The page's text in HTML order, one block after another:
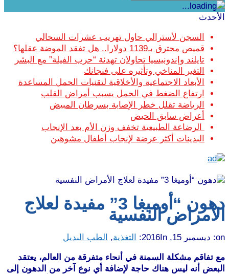
الأحدث
السجن لأسترالي حاول تهريب عشرات السحالي
قميص محترق بـ1139 دولارا.. هل تفقد الموضة عقلها؟
تايلند وإندونيسيا تحاولان تهدئة “حرب الفيلة” مع البشر
التغير المناخي وتأثيره على فنجانك
الأبعاد الاجتماعية والأخلاقية لتقنيات الحمل المساعدة
ارتفاع الضغط في الحمل يسبب أمراض القلب
الرياضة تقلل خطر الإصابة بسرطان المبيض
أعراض سابق الحيض
الرضاعة الطبيعية تخفف وزن الأم بعد الإنجاب
البدينات أكثر عرضة لإنجاب أطفال مشوهين
دهون “أوميغا 3” مفيدة لعلاج
الأمراض النفسية
on: ديسمبر 15, 2016 In: التغذية, الطب البديل
مع تفاقم مشكلة السمنة في أنحاء متفرقة من العالم، يعتقد
البعض أنه ليس هناك حاجة لإضافة أي نوع آخر من الدهون إلى